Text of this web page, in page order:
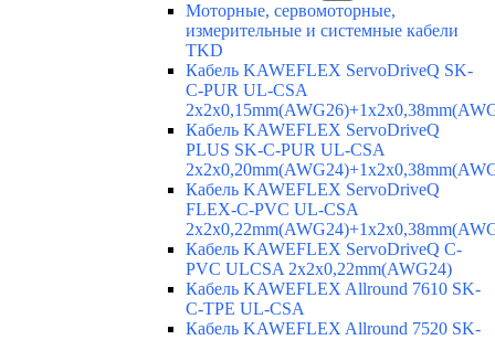
Моторные, сервомоторные,
измерительные и системные кабели
TKD
Кабель KAWEFLEX ServoDriveQ SK-
C-PUR UL-CSA
Кабель KAWEFLEX ServoDriveQ
PLUS SK-C-PUR UL-CSA
Кабель KAWEFLEX ServoDriveQ
FLEX-C-PVC UL-CSA
Кабель KAWEFLEX ServoDriveQ C-
PVC ULCSA 2x2x0,22mm(AWG24)
Кабель KAWEFLEX Allround 7610 SK-
C-TPE UL-CSA
Кабель KAWEFLEX Allround 7520 SK-